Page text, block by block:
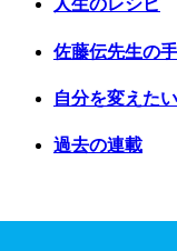
人生のレシピ
佐藤伝先生の
自分を変えた
過去の連載